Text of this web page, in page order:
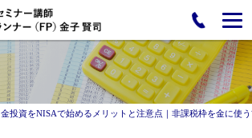
金投資をNISAで始めるメリットと注意点｜非課税枠を金に使